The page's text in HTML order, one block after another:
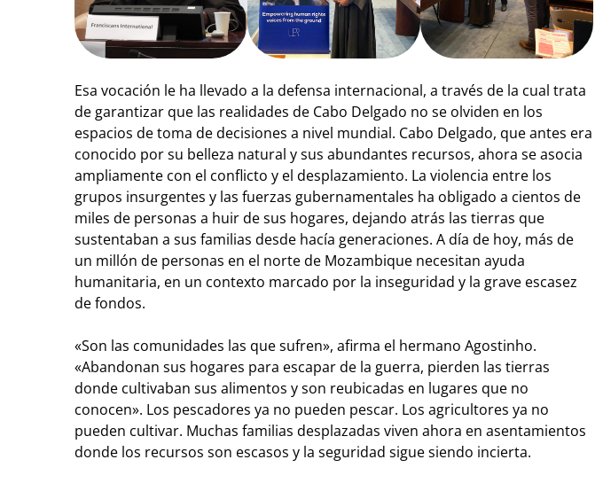
Esa vocación le ha llevado a la defensa internacional, a través de la cual trata
de garantizar que las realidades de Cabo Delgado no se olviden en los
espacios de toma de decisiones a nivel mundial. Cabo Delgado, que antes era
conocido por su belleza natural y sus abundantes recursos, ahora se asocia
ampliamente con el conflicto y el desplazamiento. La violencia entre los
grupos insurgentes y las fuerzas gubernamentales ha obligado a cientos de
miles de personas a huir de sus hogares, dejando atrás las tierras que
sustentaban a sus familias desde hacía generaciones. A día de hoy, más de
un millón de personas en el norte de Mozambique necesitan ayuda
humanitaria, en un contexto marcado por la inseguridad y la grave escasez
de fondos.
«Son las comunidades las que sufren», afirma el hermano Agostinho.
«Abandonan sus hogares para escapar de la guerra, pierden las tierras
donde cultivaban sus alimentos y son reubicadas en lugares que no
conocen». Los pescadores ya no pueden pescar. Los agricultores ya no
pueden cultivar. Muchas familias desplazadas viven ahora en asentamientos
donde los recursos son escasos y la seguridad sigue siendo incierta.